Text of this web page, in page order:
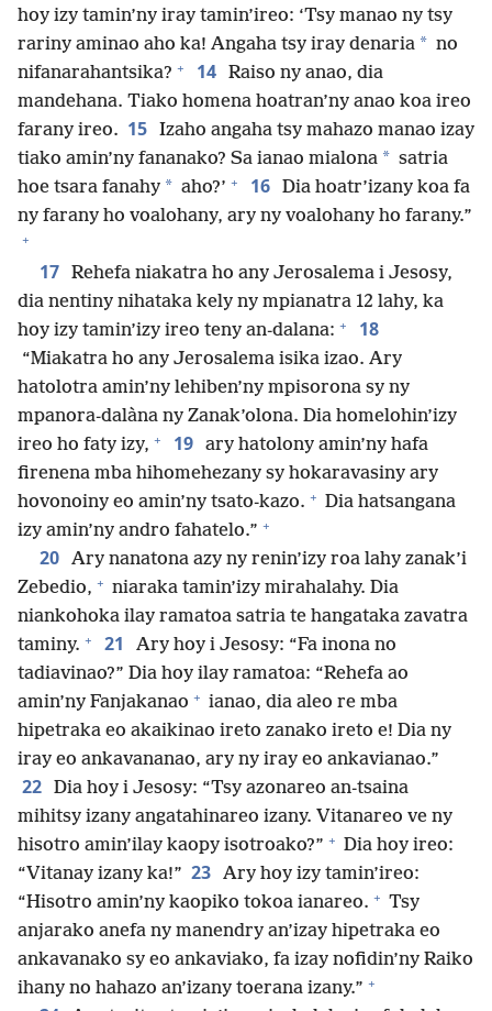
hoy izy tamin’ny iray tamin’ireo: ‘Tsy manao ny tsy
rariny aminao aho ka! Angaha tsy iray denaria * no
nifanarahantsika? + 14 Raiso ny anao, dia
mandehana. Tiako homena hoatran’ny anao koa ireo
farany ireo. 15 Izaho angaha tsy mahazo manao izay
tiako amin’ny fananako? Sa ianao mialona * satria
hoe tsara fanahy * aho?’ + 16 Dia hoatr’izany koa fa
ny farany ho voalohany, ary ny voalohany ho farany.”
+
17 Rehefa niakatra ho any Jerosalema i Jesosy,
dia nentiny nihataka kely ny mpianatra 12 lahy, ka
hoy izy tamin’izy ireo teny an-dalana: + 18
“Miakatra ho any Jerosalema isika izao. Ary
hatolotra amin’ny lehiben’ny mpisorona sy ny
mpanora-dalàna ny Zanak’olona. Dia homelohin’izy
ireo ho faty izy, + 19 ary hatolony amin’ny hafa
firenena mba hihomehezany sy hokaravasiny ary
hovonoiny eo amin’ny tsato-kazo. + Dia hatsangana
izy amin’ny andro fahatelo.” +
20 Ary nanatona azy ny renin’izy roa lahy zanak’i
Zebedio, + niaraka tamin’izy mirahalahy. Dia
niankohoka ilay ramatoa satria te hangataka zavatra
taminy. + 21
Ary hoy i Jesosy: “Fa inona no
tadiavinao?” Dia hoy ilay ramatoa: “Rehefa ao
amin’ny Fanjakanao + ianao, dia aleo re mba
hipetraka eo akaikinao ireto zanako ireto e! Dia ny
iray eo ankavananao, ary ny iray eo ankavianao.”
22 Dia hoy i Jesosy: “Tsy azonareo an-tsaina
mihitsy izany angatahinareo izany. Vitanareo ve ny
hisotro amin’ilay kaopy isotroako?” + Dia hoy ireo:
“Vitanay izany ka!” 23 Ary hoy izy tamin’ireo:
“Hisotro amin’ny kaopiko tokoa ianareo. + Tsy
anjarako anefa ny manendry an’izay hipetraka eo
ankavanako sy eo ankaviako, fa izay nofidin’ny Raiko
ihany no hahazo an’izany toerana izany.” +